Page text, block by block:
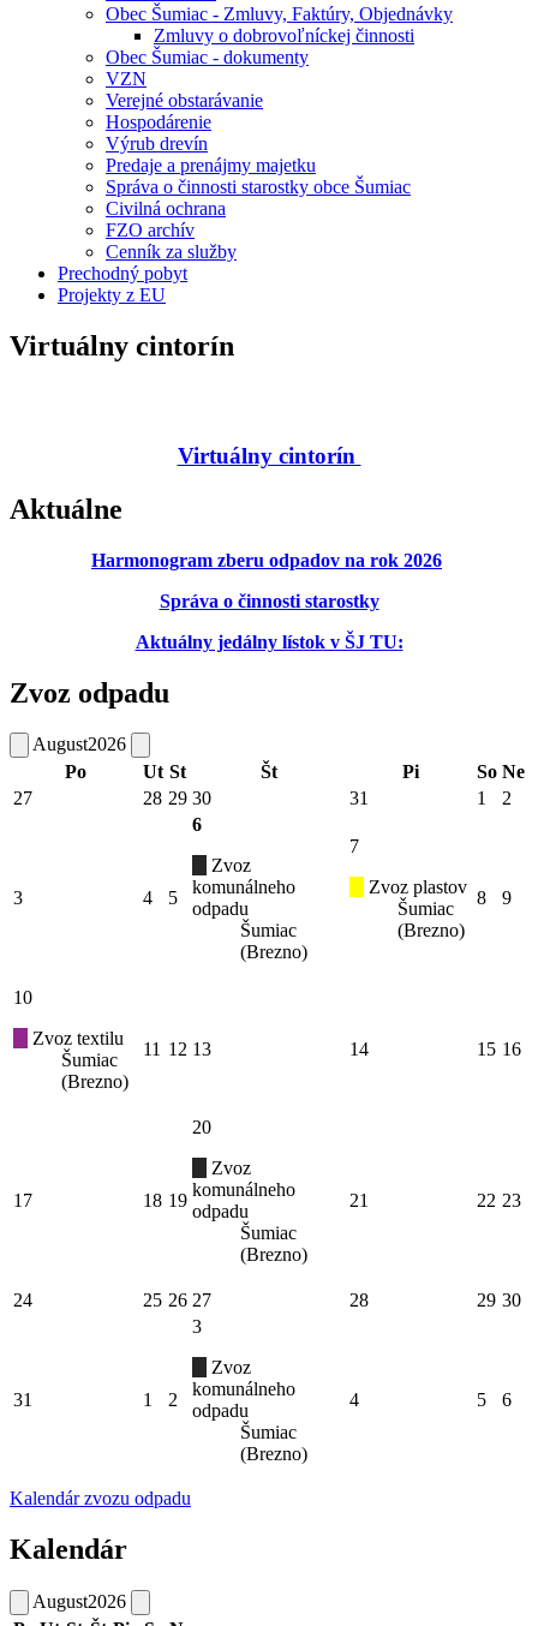
Obec Šumiac - Zmluvy, Faktúry, Objednávky
Zmluvy o dobrovoľníckej činnosti
Obec Šumiac - dokumenty
VZN
Verejné obstarávanie
Hospodárenie
Výrub drevín
Predaje a prenájmy majetku
Správa o činnosti starostky obce Šumiac
Civilná ochrana
FZO archív
Cenník za služby
Prechodný pobyt
Projekty z EU
Virtuálny cintorín
Virtuálny cintorín
Aktuálne
Harmonogram zberu odpadov na rok 2026
Správa o činnosti starostky
Aktuálny jedálny lístok v ŠJ TU:
Zvoz odpadu
August2026
Po
Ut St Št Pi So Ne
27
28 29 30 31 1 2
3 4 5
6
Zvoz
komunálneho
odpadu
Šumiac
(Brezno)
7
Zvoz plastov
Šumiac
(Brezno)
8 9
10
Zvoz textilu
Šumiac
(Brezno)
11 12 13 14 15 16
17 18 19
20
Zvoz
komunálneho
odpadu
Šumiac
(Brezno)
21 22 23
24 25 26 27 28 29 30
31 1 2
3
Zvoz
komunálneho
odpadu
Šumiac
(Brezno)
4 5 6
Kalendár zvozu odpadu
Kalendár
August2026